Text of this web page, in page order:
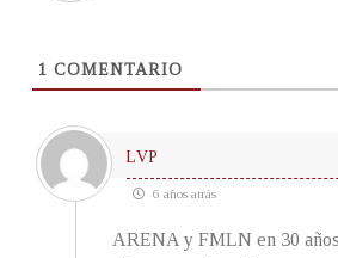
1 COMENTARIO
LVP
6 años atrás
ARENA y FMLN en 30